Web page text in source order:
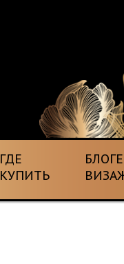
ГДЕ
КУПИТЬ